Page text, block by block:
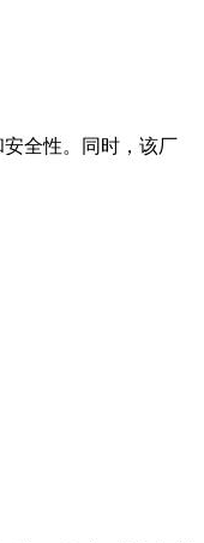
全性。同时，该厂